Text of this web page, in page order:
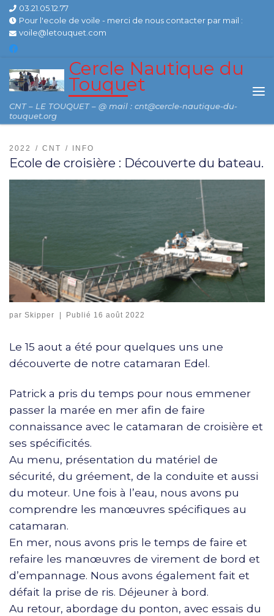
Skip to content
03.21.05.12.77
Pour l'ecole de voile - merci de nous contacter par mail :
voile@letouquet.com
Cercle Nautique du
Touquet
CNT – LE TOUQUET – @ mail : cnt@cercle-nautique-du-
touquet.org
2022 CNT INFO
Ecole de croisière : Découverte du bateau.
par Skipper Publié 16 août 2022
Le 15 aout a été pour quelques uns une
découverte de notre catamaran Edel.
Patrick a pris du temps pour nous emmener
passer la marée en mer afin de faire
connaissance avec le catamaran de croisière et
ses spécificités.
Au menu, présentation du matériel de
sécurité, du gréement, de la conduite et aussi
du moteur. Une fois à l’eau, nous avons pu
comprendre les manœuvres spécifiques au
catamaran.
En mer, nous avons pris le temps de faire et
refaire les manœuvres de virement de bord et
d’empannage. Nous avons également fait et
défait la prise de ris. Déjeuner à bord.
Au retour, abordage du ponton, avec essais du